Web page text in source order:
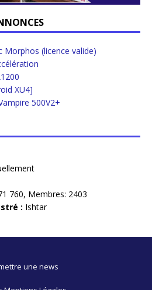
Morphos (licence valide)
XU4]
500V2+
760, Membres: 2403
: Ishtar
une news